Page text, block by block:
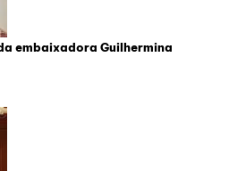
embaixadora Guilhermina